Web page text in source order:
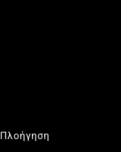
Πλοήγηση